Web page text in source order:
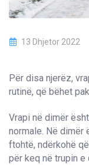
13 Dhjetor 2022
Për disa njerëz,
rutinë, që bëhet
Vrapi në dimër
normale. Në dimër
ftohtë, ndërkohë
për keq në trupin e